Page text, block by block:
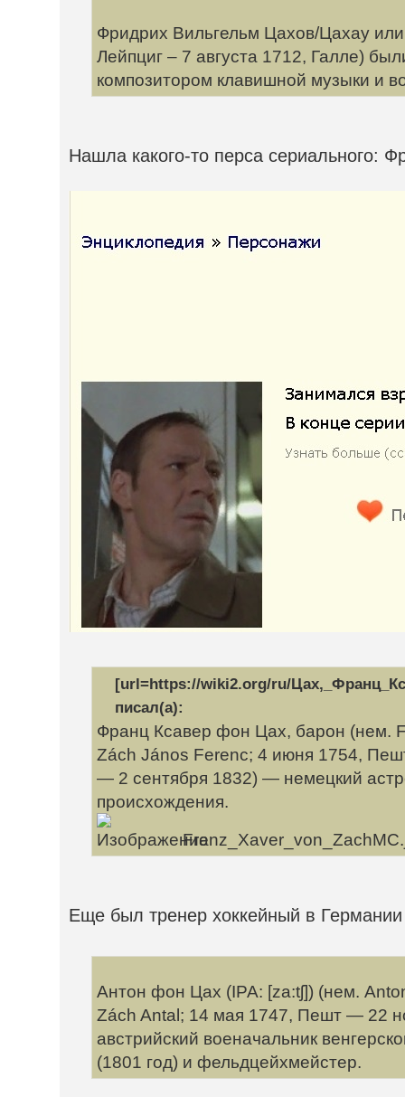
Фридрих Вильгельм Цахов/Цахау
Лейпциг – 7 августа 1712, Галле)
композитором клавишной музыки и
Нашла какого-то перса сериального:
[url=https://wiki2.org/ru/
писал(а):
Франц Ксавер фон Цах, барон (нем.
Zách János Ferenc; 4 июня 1754,
— 2 сентября 1832) — немецкий
происхождения.
Еще был тренер хоккейный в
Антон фон Цах (IPA: [za:tʃ]) (нем.
Zách Antal; 14 мая 1747, Пешт — 22
австрийский военачальник
(1801 год) и фельдцейхмейстер.